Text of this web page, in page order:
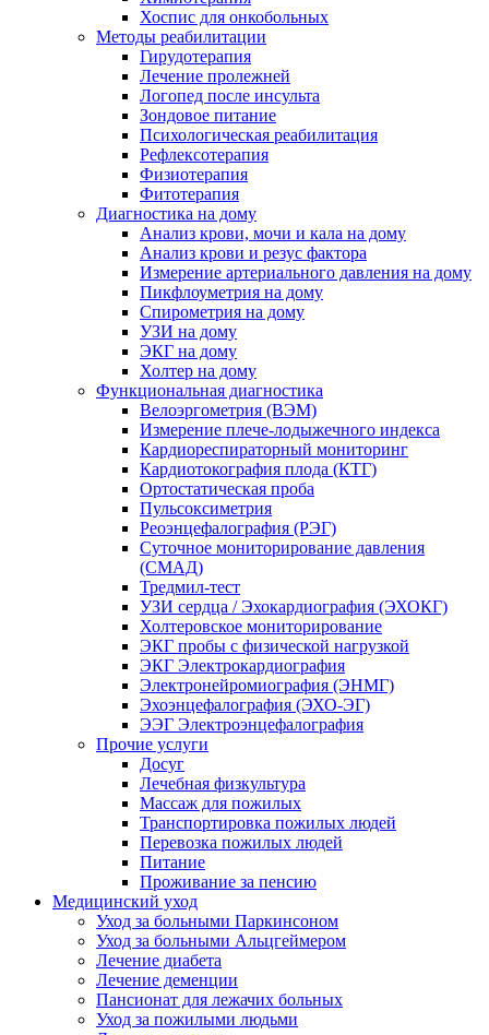
Хоспис для онкобольных
Методы реабилитации
Гирудотерапия
Лечение пролежней
Логопед после инсульта
Зондовое питание
Психологическая реабилитация
Рефлексотерапия
Физиотерапия
Фитотерапия
Диагностика на дому
Анализ крови, мочи и кала на дому
Анализ крови и резус фактора
Измерение артериального давления на дому
Пикфлоуметрия на дому
Спирометрия на дому
УЗИ на дому
ЭКГ на дому
Холтер на дому
Функциональная диагностика
Велоэргометрия (ВЭМ)
Измерение плече-лодыжечного индекса
Кардиореспираторный мониторинг
Кардиотокография плода (КТГ)
Ортостатическая проба
Пульсоксиметрия
Реоэнцефалография (РЭГ)
Суточное мониторирование давления
(СМАД)
Тредмил-тест
УЗИ сердца / Эхокардиография (ЭХОКГ)
Холтеровское мониторирование
ЭКГ пробы с физической нагрузкой
ЭКГ Электрокардиография
Электронейромиография (ЭНМГ)
Эхоэнцефалография (ЭХО-ЭГ)
ЭЭГ Электроэнцефалография
Прочие услуги
Досуг
Лечебная физкультура
Массаж для пожилых
Транспортировка пожилых людей
Перевозка пожилых людей
Питание
Проживание за пенсию
Медицинский уход
Уход за больными Паркинсоном
Уход за больными Альцгеймером
Лечение диабета
Лечение деменции
Пансионат для лежачих больных
Уход за пожилыми людьми